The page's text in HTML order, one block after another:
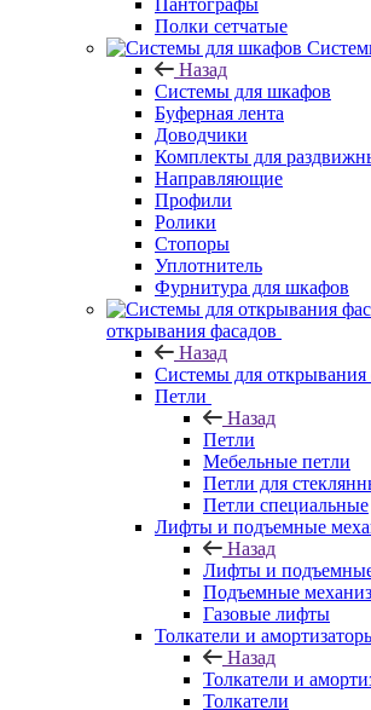
Пантографы
Полки сетчатые
Назад
Системы для шкафов
Буферная лента
Доводчики
Комплекты для
Направляющие
Профили
Ролики
Стопоры
Уплотнитель
Фурнитура для шкафов
открывания фасадов
Назад
Системы для открывания
Петли
Назад
Петли
Мебельные петли
Петли для
Петли специальные
Лифты и подъемные
Назад
Лифты и
Подъемные
Газовые лифты
Толкатели и
Назад
Толкатели и
Толкатели